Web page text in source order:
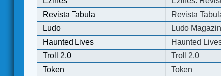
Revista Tabula
Revista
Ludo
Ludo
Haunted Lives
Haunted
Troll 2.0
Troll 2.0
Token
Token